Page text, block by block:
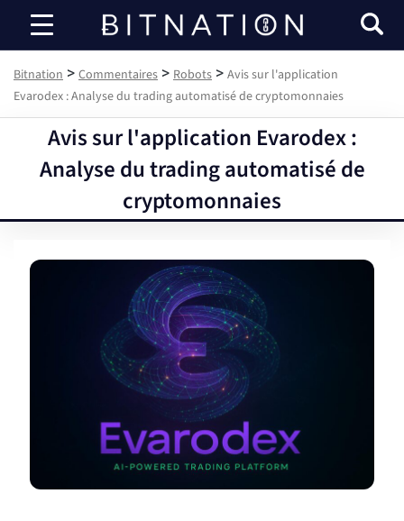
Bitnation
Bitnation > Commentaires > Robots > Avis sur l'application
Evarodex : Analyse du trading automatisé de cryptomonnaies
Avis sur l'application Evarodex :
Analyse du trading automatisé de
cryptomonnaies